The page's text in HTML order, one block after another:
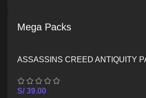
Mega Packs
ASSASSINS CREED ANTIQUITY
S/39.00